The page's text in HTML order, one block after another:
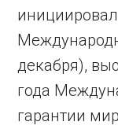
декабря),
года
гарантии